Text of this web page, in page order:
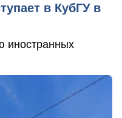
в КубГУ в
иностранных